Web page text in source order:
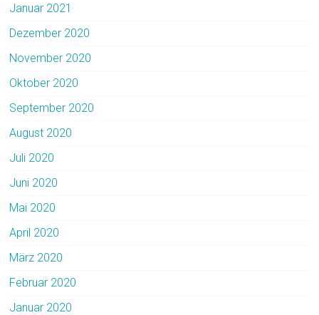
Januar 2021
Dezember 2020
November 2020
Oktober 2020
September 2020
August 2020
Juli 2020
Juni 2020
Mai 2020
April 2020
März 2020
Februar 2020
Januar 2020